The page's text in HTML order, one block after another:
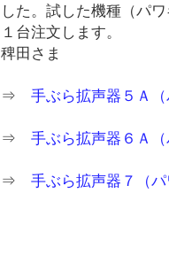
した。試した機種（パ
１台注文します。
稗田さま
⇒手ぶら拡声器５Ａ
⇒手ぶら拡声器６Ａ
⇒手ぶら拡声器７（